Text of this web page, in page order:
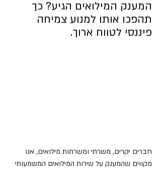
המענק המילואים הגיע? כך
תהפכו אותו למנוע צמיחה
פיננסי לטווח ארוך.
חברים יקרים, משרתי ומשרתות מילואים, אנו
מקווים שהמענק על שירות המילואים המשמעותי